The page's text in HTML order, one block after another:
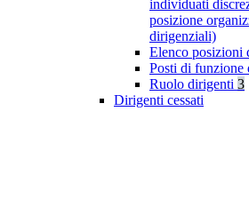
individuati
posizione
dirigenziali)
Elenco posizioni
Posti di funzione
Ruolo dirigenti 3
Dirigenti cessati